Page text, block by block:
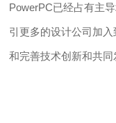
PowerPC已经占有主
引更多的设计公司加
和完善技术创新和共同